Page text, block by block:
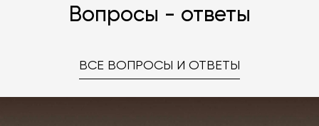
Вопросы - ответы
ВСЕ ВОПРОСЫ И ОТВЕТЫ